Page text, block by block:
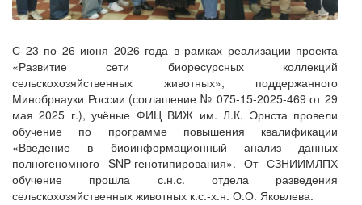
С 23 по 26 июня 2026 года в рамках реализации проекта
«Развитие сети биоресурсных коллекций
сельскохозяйственных животных», поддержанного
Минобрнауки России (соглашение № 075-15-2025-469 от 29
мая 2025 г.), учёные ФИЦ ВИЖ им. Л.К. Эрнста провели
обучение по программе повышения квалификации
«Введение в биоинформационный анализ данных
полногеномного SNP-генотипирования». От СЗНИИМЛПХ
обучение прошла с.н.с. отдела разведения
сельскохозяйственных животных к.с.-х.н. О.О. Яковлева.